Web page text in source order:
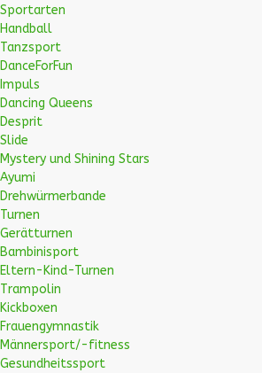
Sportarten
Handball
Tanzsport
DanceForFun
Impuls
Dancing Queens
Desprit
Slide
Mystery und Shining Stars
Ayumi
Drehwürmerbande
Turnen
Gerätturnen
Bambinisport
Eltern-Kind-Turnen
Trampolin
Kickboxen
Frauengymnastik
Männersport/-fitness
Gesundheitssport